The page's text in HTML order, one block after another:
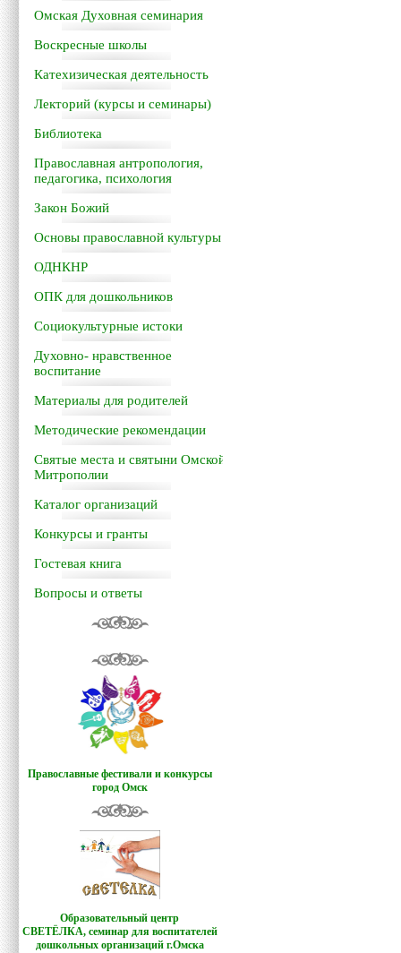
Омская Духовная семинария
Воскресные школы
Катехизическая деятельность
Лекторий (курсы и семинары)
Библиотека
Православная антропология,
педагогика, психология
Закон Божий
Основы православной культуры
ОДНКНР
ОПК для дошкольников
Социокультурные истоки
Духовно- нравственное
воспитание
Материалы для родителей
Методические рекомендации
Святые места и святыни Омской
Митрополии
Каталог организаций
Конкурсы и гранты
Гостевая книга
Вопросы и ответы
Православные фестивали и конкурсы
город Омск
Образовательный центр
СВЕТЁЛКА, семинар для воспитателей
дошкольных организаций г.Омска